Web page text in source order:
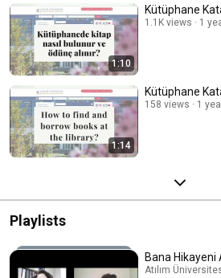
1:10
Kütüphane
1.1K views 1
1:14
Kütüphane
158 views 1
Playlists
Bana Hikayeni
Atılım